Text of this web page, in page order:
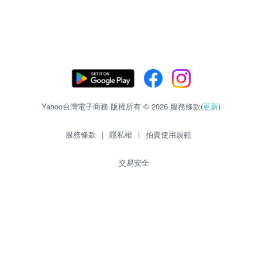
Yahoo台灣電子商務 版權所有 © 2026 服務條款(更新)
服務條款 | 隱私權 | 拍賣使用規範
交易安全